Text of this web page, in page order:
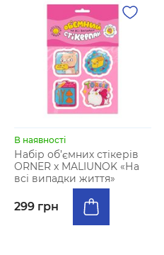
В наявності
Набір об’ємних стікерів
ORNER x MALIUNOK «На
всі випадки життя»
299 грн